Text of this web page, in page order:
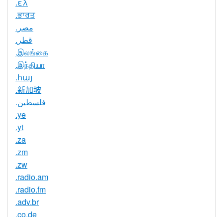
.ελ
.ਭਾਰਤ
.مصر
.قطر
.இலங்கை
.இந்தியா
.հայ
.新加坡
.فلسطين
.ye
.yt
.za
.zm
.zw
.radio.am
.radio.fm
.adv.br
.co.de